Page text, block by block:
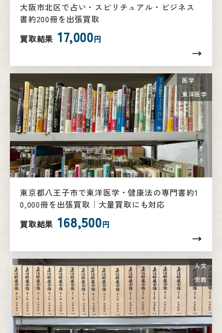
大阪市北区で占い・スピリチュアル・ビジネス
書約200冊を出張買取
買取結果 17,000円
医学
東洋医学
東京都八王子市で東洋医学・健康法の専門書約1
0,000冊を出張買取｜大量買取にも対応
買取結果 168,500円
人文
宗教